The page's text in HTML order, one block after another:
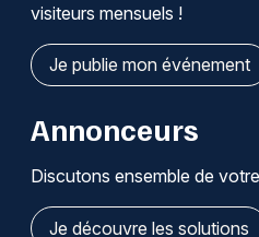
visiteurs mensuels !
Je publie mon événement
Annonceurs
Discutons ensemble de
Je découvre les solutions